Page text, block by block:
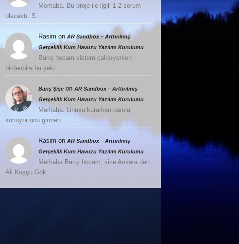
Merhaba. Bu proje ile ilgili 1-2 sorum
olacaktı. S…
Rasim on AR Sandbox – Arttırılmış
Gerçeklik Kum Havuzu Yazılım Kurulumu
Barış hocam sistem çalışıyorken
birdenbire bu şeki…
Barış Şişe on AR Sandbox – Arttırılmış
Gerçeklik Kum Havuzu Yazılım Kurulumu
Merhaba. Linuxu kurarken parola
konuyor onu girmen…
Rasim on AR Sandbox – Arttırılmış
Gerçeklik Kum Havuzu Yazılım Kurulumu
Merhaba Barış hocam, size Ankara dan
Ali Kuşçu Gök…